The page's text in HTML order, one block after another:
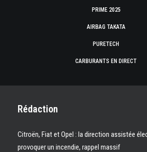
PRIME 2025
AIRBAG TAKATA
PURETECH
CARBURANTS EN DIRECT
Rédaction
Citroën, Fiat et Opel : la direction assistée
provoquer un incendie, rappel massif